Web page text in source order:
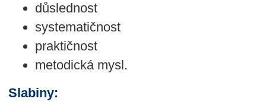
důslednost
systematičnost
praktičnost
metodická mysl.
Slabiny: